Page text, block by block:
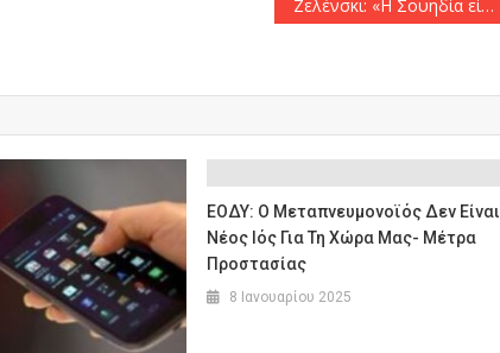
Ζελένσκι: «Η Σουηδία είναι «καλύτερα προστατευμένη από το ρωσικό κακό» μετά την ένταξή της στο ΝΑΤΟ»
ΕΟΔΥ: Ο Μεταπνευμονοϊός Δεν Είναι
Νέος Ιός Για Τη Χώρα Μας- Μέτρα
Προστασίας
8 Ιανουαρίου 2025